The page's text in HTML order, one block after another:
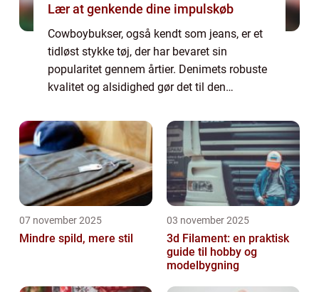
Lær at genkende dine impulskøb
Cowboybukser, også kendt som jeans, er et
tidløst stykke tøj, der har bevaret sin
popularitet gennem årtier. Denimets robuste
kvalitet og alsidighed gør det til den
kvinder over hele verden. I denne artikel vil
v...
07 november 2025
Mindre spild, mere stil
03 november 2025
3d Filament: en praktisk
guide til hobby og
modelbygning